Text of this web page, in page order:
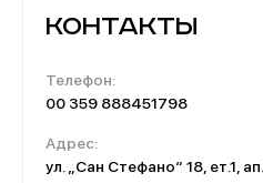
Контакты
Телефон:
00 359 888451798
Адрес:
ул. „Сан Стефано“ 18, ет.1,